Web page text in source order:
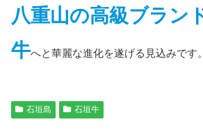
八重山の高級ブラン
牛へと華麗な進化を遂げる見込みです。
石垣島 石垣牛